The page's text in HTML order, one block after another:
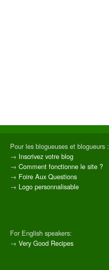
Pour les blogueuses et blogueurs :
→ Inscrivez votre blog
→ Comment fonctionne le site ?
→ Foire Aux Questions
→ Logo personnalisable
For English speakers:
→ Very Good Recipes